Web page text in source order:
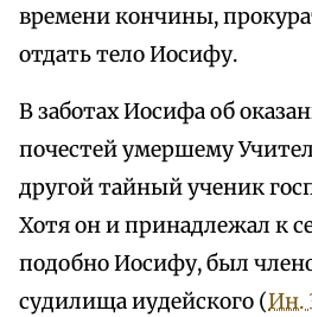
времени кончины,
отдать тело Иосифу.
В заботах Иосифа об
почестей умершему
другой тайный ученик
Хотя он и принадлежал к
подобно Иосифу, был
судилища иудейского (Ин.